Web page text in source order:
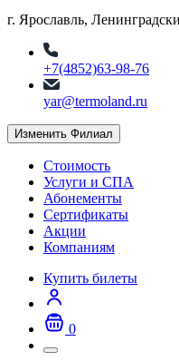
г. Ярославль,
+7(4852)63-98-76
yar@termoland.ru
Изменить Филиал
Стоимость
Услуги и СПА
Абонементы
Сертификаты
Акции
Компаниям
Купить билеты
0